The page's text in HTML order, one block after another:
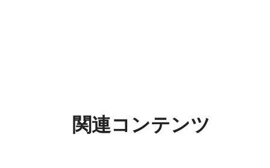
関連コンテンツ